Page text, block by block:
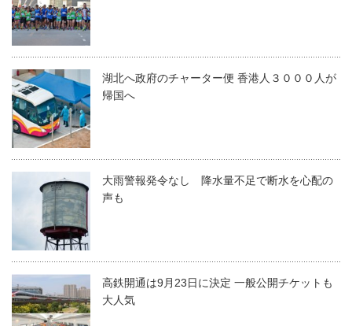
湖北へ政府のチャーター便 香港人３０００人が
帰国へ
大雨警報発令なし 降水量不足で断水を心配の
声も
高鉄開通は9月23日に決定 一般公開チケットも
大人気